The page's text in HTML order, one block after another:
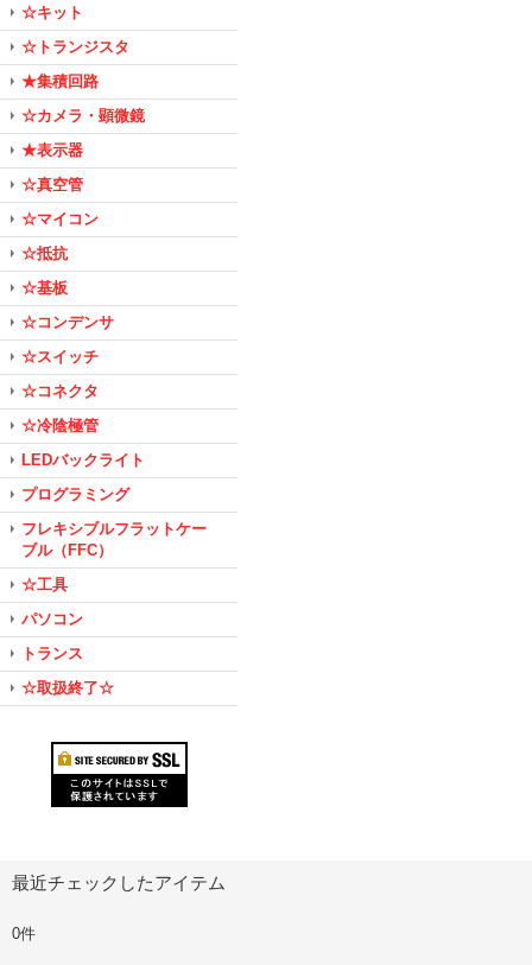
☆キット
☆トランジスタ
★集積回路
☆カメラ・顕微鏡
★表示器
☆真空管
☆マイコン
☆抵抗
☆基板
☆コンデンサ
☆スイッチ
☆コネクタ
☆冷陰極管
LEDバックライト
プログラミング
フレキシブルフラットケー
ブル（FFC）
☆工具
パソコン
トランス
☆取扱終了☆
最近チェックしたアイテム
0件